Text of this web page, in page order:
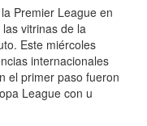
Premier League en
vitrinas de la
Este miércoles
internacionales
el primer paso fueron
League con u